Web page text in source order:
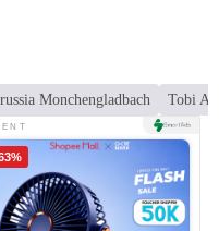
Monchengladbach Tobi